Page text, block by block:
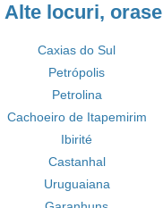
Alte locuri, orase
Caxias do Sul
Petrópolis
Petrolina
Cachoeiro de Itapemirim
Ibirité
Castanhal
Uruguaiana